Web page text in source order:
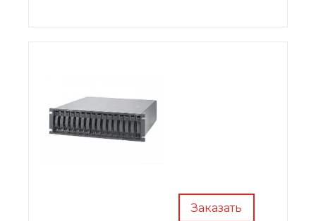
Заказать